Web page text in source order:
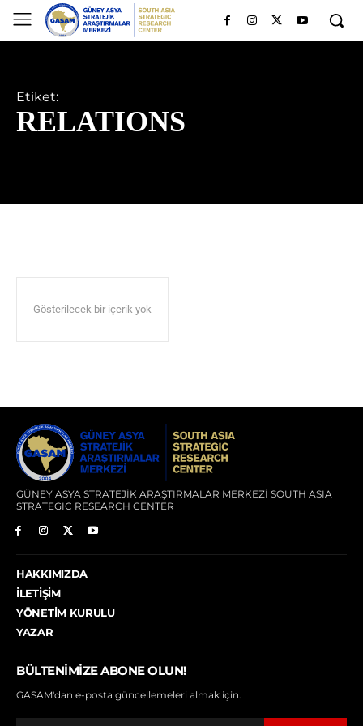
Etiket:
RELATIONS
Gösterilecek bir içerik yok
GÜNEY ASYA STRATEJİK ARAŞTIRMALAR MERKEZİ SOUTH ASIA
STRATEGIC RESEARCH CENTER
HAKKIMIZDA
İLETIŞIM
YÖNETIM KURULU
YAZAR
BÜLTENIMIZE ABONE OLUN!
GASAM'dan e-posta güncellemeleri almak için.